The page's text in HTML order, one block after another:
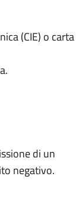
(CIE) o carta
di un
negativo.